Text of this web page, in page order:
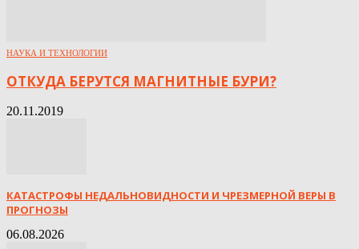
НАУКА И ТЕХНОЛОГИИ
ОТКУДА БЕРУТСЯ МАГНИТНЫЕ БУРИ?
20.11.2019
КАТАСТРОФЫ НЕДАЛЬНОВИДНОСТИ И ЧРЕЗМЕРНОЙ ВЕРЫ В
ПРОГНОЗЫ
06.08.2026